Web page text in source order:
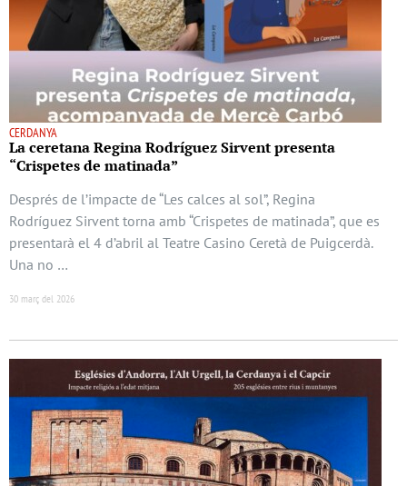
CERDANYA
La ceretana Regina Rodríguez Sirvent presenta
“Crispetes de matinada”
Després de l’impacte de “Les calces al sol”, Regina
Rodríguez Sirvent torna amb “Crispetes de matinada”, que es
presentarà el 4 d’abril al Teatre Casino Ceretà de Puigcerdà.
Una no …
30 març del 2026